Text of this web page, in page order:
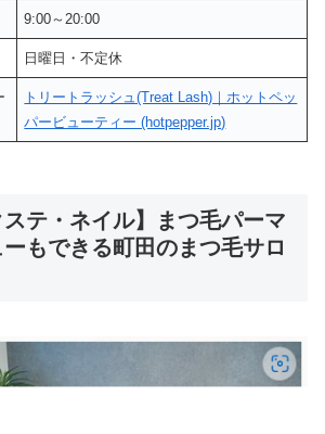
9:00～20:00
日曜日・不定休
トリートラッシュ(Treat Lash)｜ホットペッ
パービューティー (hotpepper.jp)
ステ・ネイル】まつ毛パーマ
もできる町田のまつ毛サロ